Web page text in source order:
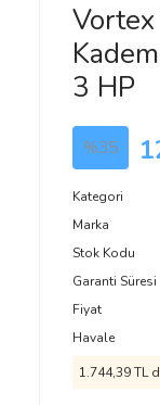
3 HP
%35
Kategori
Marka
Stok Kodu
Garanti Süresi
Fiyat
Havale
1.744,39 TL